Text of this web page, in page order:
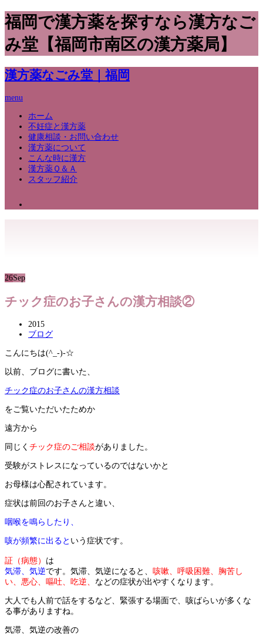
福岡で漢方薬を探すなら漢方なご
み堂【福岡市南区の漢方薬局】
漢方薬なごみ堂｜福岡
menu
ホーム
不妊症と漢方薬
健康相談・お問い合わせ
漢方薬について
こんな時に漢方
漢方薬Ｑ＆Ａ
スタッフ紹介
26Sep
チック症のお子さんの漢方相談②
2015
ブログ
こんにちは(^_-)-☆
以前、ブログに書いた、
チック症のお子さんの漢方相談
をご覧いただいたためか
遠方から
同じく チック症のご相談がありました。
受験がストレスになっているのではないかと
お母様は心配されています。
症状は前回のお子さんと違い、
咽喉を鳴らしたり、
咳が頻繁に出ると いう症状です。
証（病態） は
気滞、気逆です。気滞、気逆になると、 咳嗽、呼吸困難、胸苦し
い、悪心、嘔吐、吃逆、 などの症状が出やすくなります。
大人でも人前で話をするなど、緊張する場面で、咳ばらいが多くな
る事がありますね。
気滞、気逆の改善の